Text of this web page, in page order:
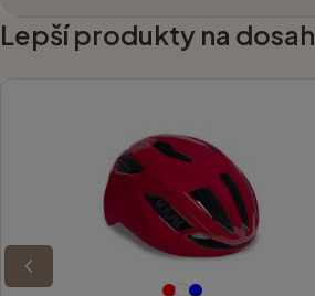
Lepší produkty na dosah